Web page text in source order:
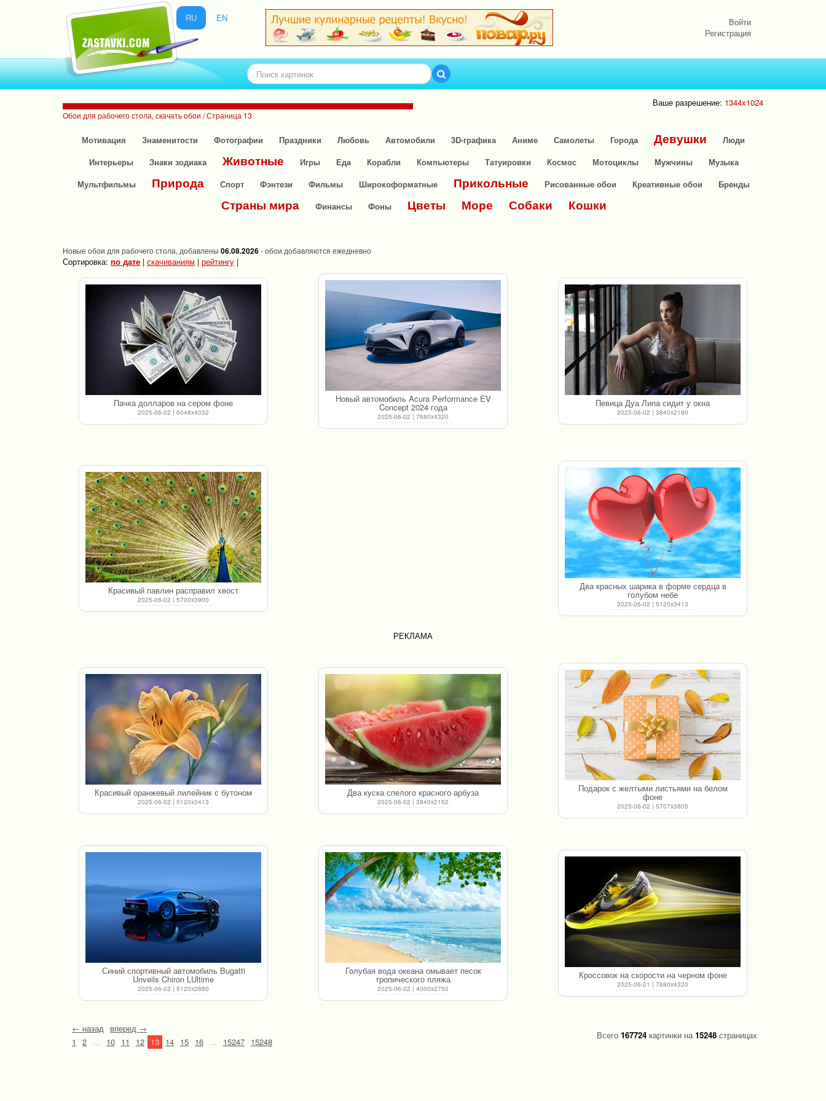
RU EN
Войти
Регистрация
Обои для рабочего стола, скачать обои / Страница 13
Ваше разрешение: 1344x1024
Мотивация Знаменитости Фотографии Праздники Любовь Автомобили 3D-графика Аниме Самолеты Города Девушки
Люди
Интерьеры
Знаки зодиака Животные Игры Еда Корабли Компьютеры Татуировки Космос Мотоциклы Мужчины
Музыка
Мультфильмы
Природа Спорт Фэнтези Фильмы Широкоформатные Прикольные Рисованные обои Креативные обои Бренды
Страны мира Финансы Фоны Цветы Море Собаки Кошки
Новые обои для рабочего стола, добавлены 06.08.2026- обои добавляются ежедневно
Сортировка: по дате | скачиваниям | рейтингу |
Пачка долларов на сером фоне
2025-06-02 | 6048x4032
Новый автомобиль Acura Performance EV
Concept 2024 года
2025-06-02 | 7680x4320
Певица Дуа Липа сидит у окна
2025-06-02 | 3840x2160
Красивый павлин расправил хвост
2025-06-02 | 5700x3900
РЕКЛАМА
Два красных шарика в форме сердца в
голубом небе
2025-06-02 | 5120x3413
Красивый оранжевый лилейник с бутоном
2025-06-02 | 5120x3413
Два куска спелого красного арбуза
2025-06-02 | 3840x2152
Подарок с желтыми листьями на белом
фоне
2025-06-02 | 5707x3805
Синий спортивный автомобиль Bugatti
Unveils Chiron LUltime
2025-06-02 | 5120x2880
Голубая вода океана омывает песок
тропического пляжа
2025-06-02 | 4000x2750
Кроссовок на скорости на черном фоне
2025-06-01 | 7680x4320
← назад вперед →
1
2 ... 10 11 12 13 14 15 16 ... 15247 15248
Всего 167724 картинки на15248 страницах